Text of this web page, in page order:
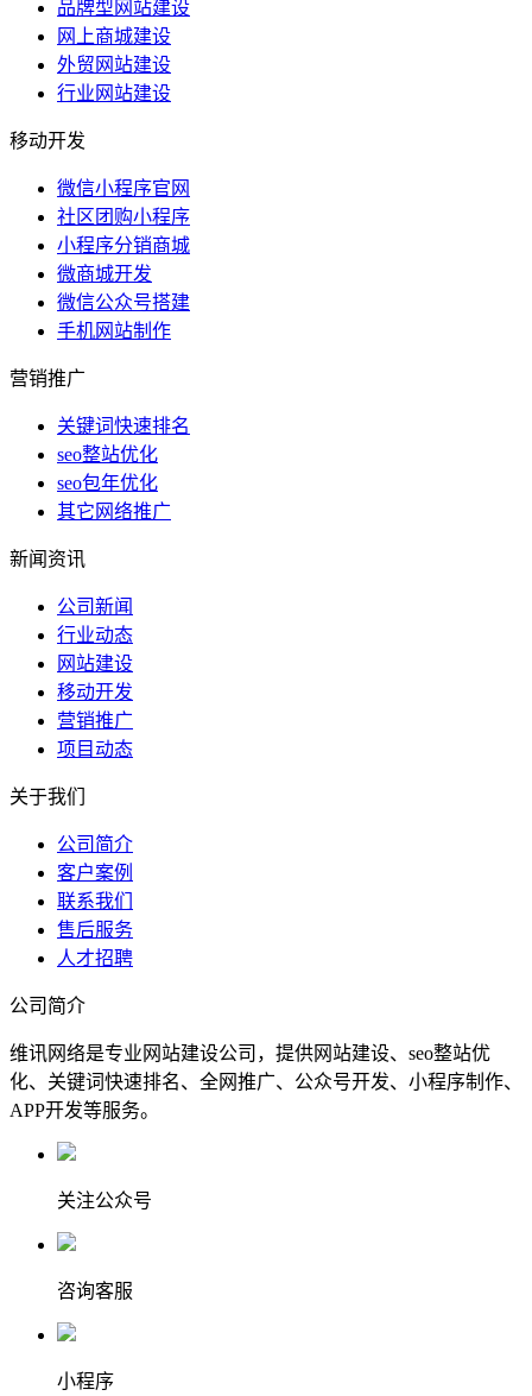
品牌型网站建设
网上商城建设
外贸网站建设
行业网站建设
移动开发
微信小程序官网
社区团购小程序
小程序分销商城
微商城开发
微信公众号搭建
手机网站制作
营销推广
关键词快速排名
seo整站优化
seo包年优化
其它网络推广
新闻资讯
公司新闻
行业动态
网站建设
移动开发
营销推广
项目动态
关于我们
公司简介
客户案例
联系我们
售后服务
人才招聘
公司简介
维讯网络是专业网站建设公司，提供网站建设、seo整站优
化、关键词快速排名、全网推广、公众号开发、小程序制作、
APP开发等服务。
关注公众号
咨询客服
小程序